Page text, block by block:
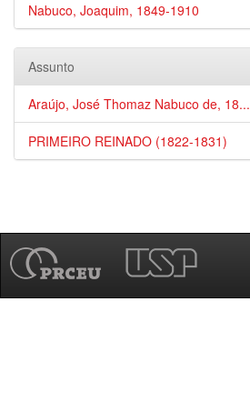
Nabuco, Joaquim, 1849-1910
Assunto
Araújo, José Thomaz Nabuco de, 18...
PRIMEIRO REINADO (1822-1831)